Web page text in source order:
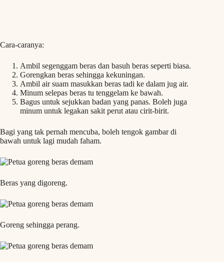
Cara-caranya:
Ambil segenggam beras dan basuh beras seperti biasa.
Gorengkan beras sehingga kekuningan.
Ambil air suam masukkan beras tadi ke dalam jug air.
Minum selepas beras tu tenggelam ke bawah.
Bagus untuk sejukkan badan yang panas. Boleh juga
minum untuk legakan sakit perut atau cirit-birit.
Bagi yang tak pernah mencuba, boleh tengok gambar di
bawah untuk lagi mudah faham.
Beras yang digoreng.
Goreng sehingga perang.